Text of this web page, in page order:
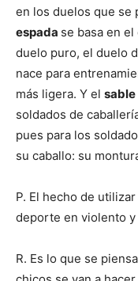
en los duelos que se
espada se basa en
duelo puro, el duelo
nace para
más ligera. Y el sable
soldados de
pues para los
su caballo: su
P. El hecho de
deporte en violento y
R. Es lo que se